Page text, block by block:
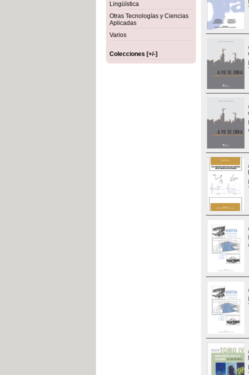
Lingüística
Otras Tecnologías y Ciencias
Aplicadas
Varios
Colecciones [+/-]